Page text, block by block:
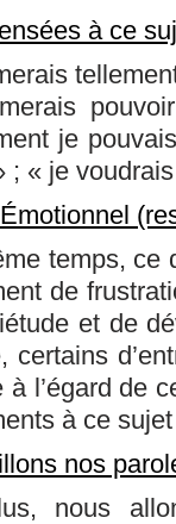
à ce
je
; « je
temps, ce
de
et de
certains
à l’égard de
à ce
nos
nous